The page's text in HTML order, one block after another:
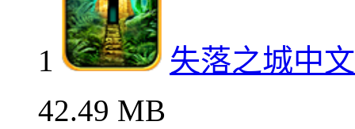
1
失落之城中
42.49 MB